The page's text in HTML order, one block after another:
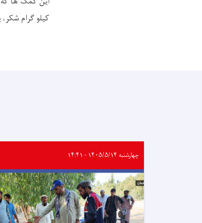
کیلو گرام شکر، یک کیلو چای، ۳
چهارشنبه ۱۴۰۵/۵/۱۴ - ۱۴:۴۱